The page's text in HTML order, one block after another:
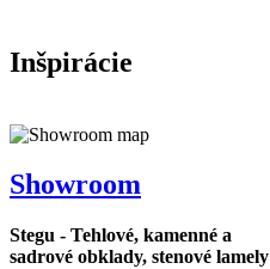
Inšpirácie
Showroom
Stegu - Tehlové, kamenné a
sadrové obklady, stenové lamely